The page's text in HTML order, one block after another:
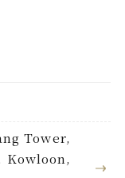
Tower,
Kowloon,